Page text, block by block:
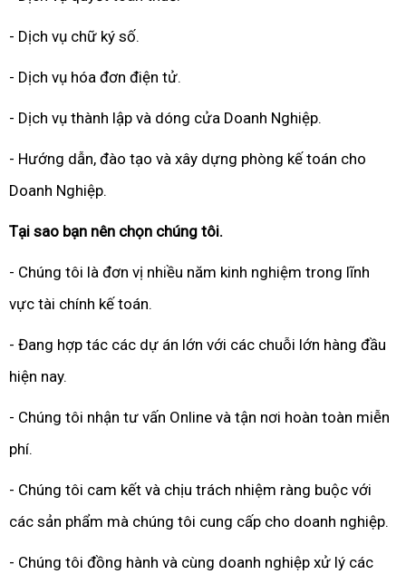
- Dịch vụ chữ ký số.
- Dịch vụ hóa đơn điện tử.
- Dịch vụ thành lập và dóng cửa Doanh Nghiệp.
- Hướng dẫn, đào tạo và xây dựng phòng kế toán cho
Doanh Nghiệp.
Tại sao bạn nên chọn chúng tôi.
- Chúng tôi là đơn vị nhiều năm kinh nghiệm trong lĩnh
vực tài chính kế toán.
- Đang hợp tác các dự án lớn với các chuỗi lớn hàng đầu
hiện nay.
- Chúng tôi nhận tư vấn Online và tận nơi hoàn toàn miễn
phí.
- Chúng tôi cam kết và chịu trách nhiệm ràng buộc với
các sản phẩm mà chúng tôi cung cấp cho doanh nghiệp.
- Chúng tôi đồng hành và cùng doanh nghiệp xử lý các